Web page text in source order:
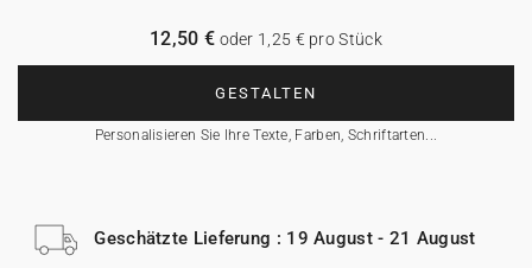
GESTALTEN
Personalisieren Sie Ihre Texte, Farben, Schriftarten...
12,50 € oder 1,25 € pro Stück
Geschätzte Lieferung : 19 August - 21 August